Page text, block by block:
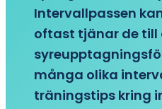
Intervallpassen
oftast tjänar de till
många olika
träningstips kring